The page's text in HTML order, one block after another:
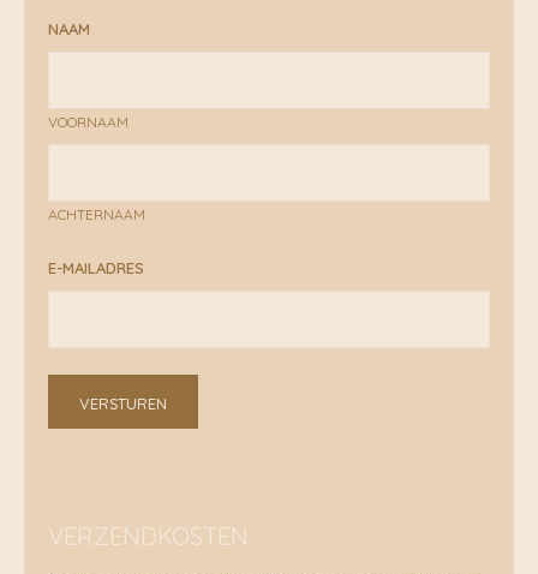
NAAM
VOORNAAM
ACHTERNAAM
E-MAILADRES
VERSTUREN
VERZENDKOSTEN